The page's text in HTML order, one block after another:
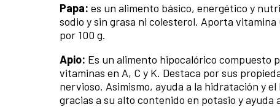
Papa: es un alimento básico, energético y
sodio y sin grasa ni colesterol. Aporta
por 100 g.
Apio: Es un alimento hipocalórico compuesto
vitaminas en A, C y K. Destaca por sus
nervioso. Asimismo, ayuda a la hidratación y
gracias a su alto contenido en potasio y ayuda